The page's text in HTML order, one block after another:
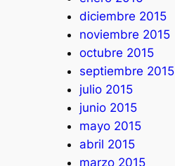
diciembre 2015
noviembre 2015
octubre 2015
septiembre 2015
julio 2015
junio 2015
mayo 2015
abril 2015
marzo 2015